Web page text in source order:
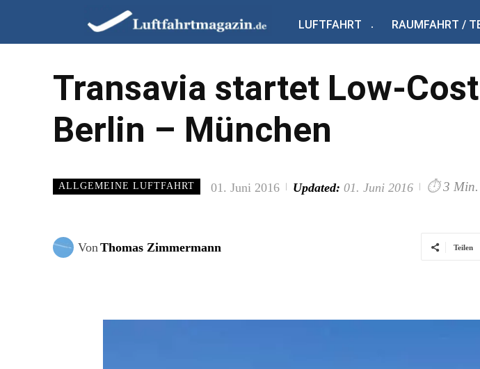
LUFTFAHRT RAUMFAHRT /
Transavia startet Low-
Berlin – München
ALLGEMEINE LUFTFAHRT 01. Juni 2016 Updated: 01. Juni 2016 ⏱ 3 Min.
VonThomas Zimmermann Teilen